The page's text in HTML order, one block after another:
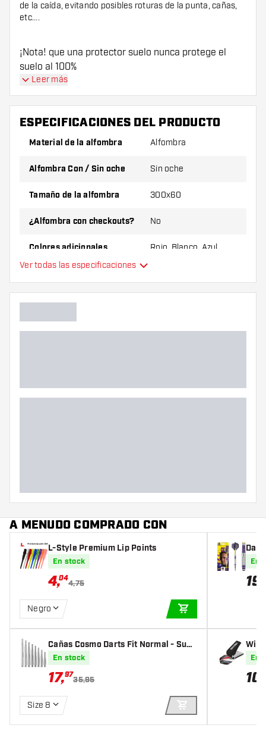
de la caída, evitando posibles roturas de la punta, cañas,
etc....
¡Nota! que una protector suelo nunca protege el
suelo al 100%
Leer más
ESPECIFICACIONES DEL PRODUCTO
Material de la alfombra Alfombra
Alfombra Con / Sin oche Sin oche
Tamaño de la alfombra 300x60
¿Alfombra con checkouts? No
Colores adicionales Rojo, Blanco, Azul
Ver todas las especificaciones
A MENUDO COMPRADO CON
L-Style Premium Lip Points
En stock
4,04
4,75
Negro
Cañas Cosmo Darts Fit Normal - Supe
r Duralumin - Metal - Locked
En stock
17,97
35,95
Size 8
AÑADIR A LA CESTA
En
19
En
10